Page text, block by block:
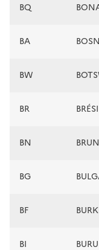
BQ
BA
BW
BR
BN
BG
BF
BI